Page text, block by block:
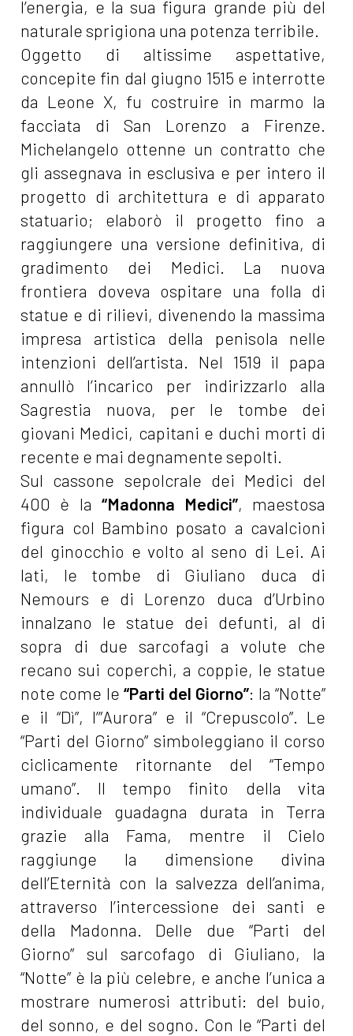
l’energia, e la sua figura grande più del
naturale sprigiona una potenza terribile.
Oggetto di altissime aspettative,
concepite fin dal giugno 1515 e interrotte
da Leone X, fu costruire in marmo la
facciata di San Lorenzo a Firenze.
Michelangelo ottenne un contratto che
gli assegnava in esclusiva e per intero il
progetto di architettura e di apparato
statuario; elaborò il progetto fino a
raggiungere una versione definitiva, di
gradimento dei Medici. La nuova
frontiera doveva ospitare una folla di
statue e di rilievi, divenendo la massima
impresa artistica della penisola nelle
intenzioni dell’artista. Nel 1519 il papa
annullò l’incarico per indirizzarlo alla
Sagrestia nuova, per le tombe dei
giovani Medici, capitani e duchi morti di
recente e mai degnamente sepolti.
Sul cassone sepolcrale dei Medici del
400 è la “Madonna Medici”, maestosa
figura col Bambino posato a cavalcioni
del ginocchio e volto al seno di Lei. Ai
lati, le tombe di Giuliano duca di
Nemours e di Lorenzo duca d’Urbino
innalzano le statue dei defunti, al di
sopra di due sarcofagi a volute che
recano sui coperchi, a coppie, le statue
note come le “Parti del Giorno”: la “Notte”
e il “Dì”, l’”Aurora” e il “Crepuscolo”. Le
“Parti del Giorno” simboleggiano il corso
ciclicamente ritornante del “Tempo
umano”. Il tempo finito della vita
individuale guadagna durata in Terra
grazie alla Fama, mentre il Cielo
raggiunge la dimensione divina
dell’Eternità con la salvezza dell’anima,
attraverso l’intercessione dei santi e
della Madonna. Delle due “Parti del
Giorno” sul sarcofago di Giuliano, la
“Notte” è la più celebre, e anche l’unica a
mostrare numerosi attributi: del buio,
del sonno, e del sogno. Con le “Parti del